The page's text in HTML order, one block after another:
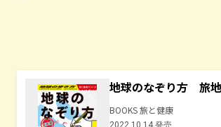
地球のなぞり方 旅
BOOKS 旅と健康
2022.10.14 発売